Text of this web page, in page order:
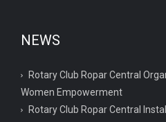
NEWS
Rotary Club Ropar Central
Women Empowerment
Rotary Club Ropar Central